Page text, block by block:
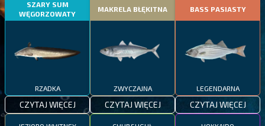
SZARY SUM
WĘGORZOWATY
RZADKA
CZYTAJ WIĘCEJ
MAKRELA BŁĘKITNA
ZWYCZAJNA
CZYTAJ WIĘCEJ
BASS PASIASTY
LEGENDARNA
CZYTAJ WIĘCEJ